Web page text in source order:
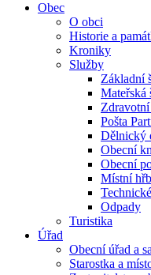
Obec
O obci
Historie a
Kroniky
Služby
Základní
Mateřská
Pošta
Dělnický
Obecní
Obecní
Místní
Odpady
Turistika
Úřad
Obecní úřad a
Starostka a